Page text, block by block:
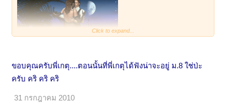
Click to expand...
ขอบคุณครับพี่เกตุ....ตอนนั้นที่พี่เกตุได้ฟังน่าจะอยู่ ม.8 ใช่ป่ะ
ครับ คริ คริ คริ
31 กรกฎาคม 2010